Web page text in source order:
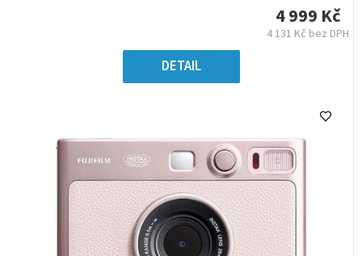
z
5
hvězdiček.
4 999 Kč
4 131 Kč bez DPH
DETAIL